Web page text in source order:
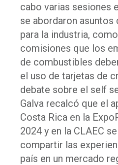
cabo varias sesiones
se abordaron asuntos
para la industria,
comisiones que los
de combustibles
el uso de tarjetas de
debate sobre el self
Galva recalcó que el
Costa Rica en la
2024 y en la CLAEC
compartir las
país en un mercado